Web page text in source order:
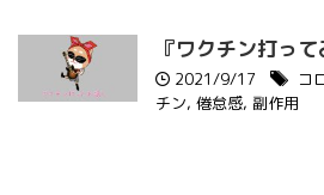
『ワクチン打っ
2021/9/17 コ
チン, 倦怠感, 副作用